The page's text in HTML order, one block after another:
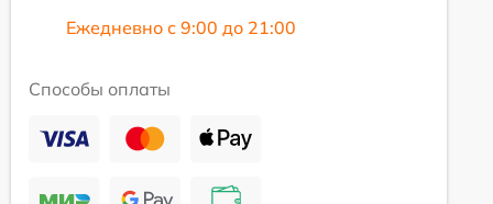
Ежедневно с 9:00 до 21:00
Способы оплаты